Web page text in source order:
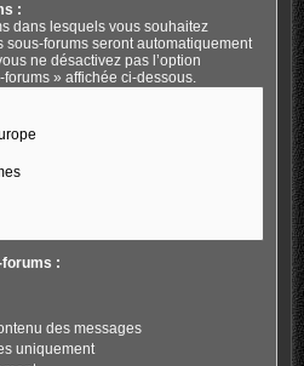
:
dans lesquels vous souhaitez
sous-forums seront automatiquement
ne désactivez pas l’option
» affichée ci-dessous.
:
des messages
uniquement